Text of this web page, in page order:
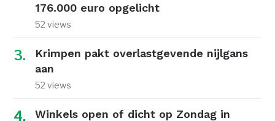
176.000 euro opgelicht
52 views
Krimpen pakt overlastgevende nijlgans
aan
52 views
Winkels open of dicht op Zondag in